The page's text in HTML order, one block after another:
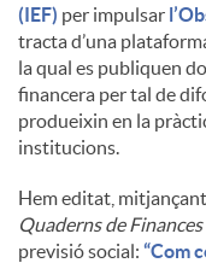
(IEF) per impulsar
tracta d’una
la qual es publiquen
financera per tal de
produeixin en la
institucions.
Hem editat,
Quaderns de
previsió social: “Com